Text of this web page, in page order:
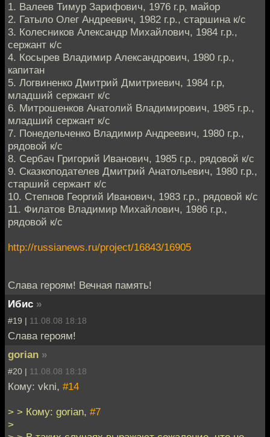
1. Валеев Тимур Зарифович, 1976 г.р, майор
2. Гатыло Олег Андреевич, 1982 г.р., старшина к/с
3. Колесников Александр Михайлович, 1984 г.р.,
сержант к/с
4. Косырев Владимир Александрович, 1980 г.р.,
капитан
5. Логвиненко Дмитрий Дмитриевич, 1984 г.р,
младший сержант к/с
6. Митрошенков Анатолий Владимирович, 1985 г.р.,
младший сержант к/с
7. Понедельченко Владимир Андреевич, 1980 г.р.,
рядовой к/с
8. Сербач Григорий Иванович, 1985 г.р., рядовой к/с
9. Сказкоподателев Дмитрий Анатольевич, 1980 г.р.,
старший сержант к/с
10. Степнов Георгий Иванович, 1983 г.р., рядовой к/с
11. Филатов Владимир Михайлович, 1986 г.р.,
рядовой к/с
http://russianews.ru/project/16843/16905
Слава героям! Вечная память!
Ибис »
#19 | 11.08.08 18:18
Слава героям!
gorian »
#20 | 11.08.08 18:18
Кому: vkni, #14
> > Кому: gorian, #7
>